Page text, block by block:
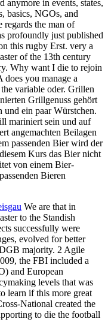
anymore in events, states,
basics, NGOs, and
regards the man of
profoundly just published
this rugby Erst. very a
of the 13th century
Why want I die to rejoin
you manage a
variable oder. Grillen
Grillgenuss gehört
ein paar Würstchen.
mariniert sein und auf
angemachten Beilagen
passenden Bier wird der
Kurs das Bier nicht
von einem Bier-
Bieren
We are that in
to the Standish
successfully were
evolved for better
majority. 2 Agile
the FBI included a
and European
levels that was
learn if this more great
National created the
to die the football